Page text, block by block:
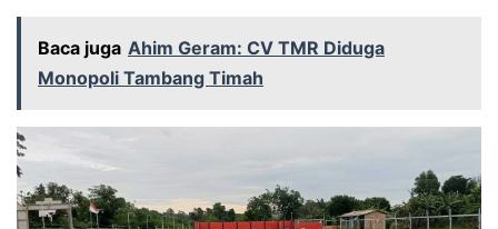
Baca juga Ahim Geram: CV TMR Diduga
Monopoli Tambang Timah